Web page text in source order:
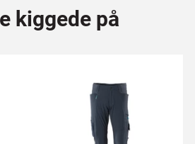
kiggede på